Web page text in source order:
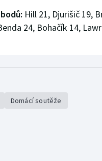
Hill 21, Djurišič 19,
24, Bohačík 14,
Domácí soutěže